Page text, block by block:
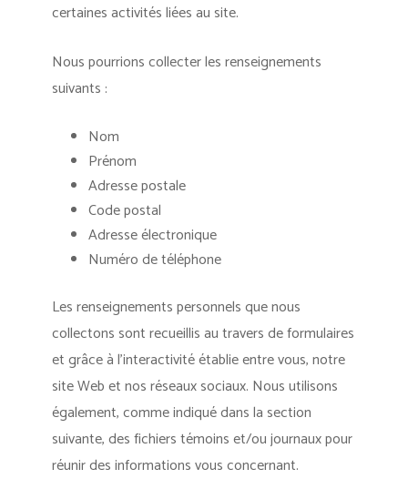
certaines activités liées au site.
Nous pourrions collecter les renseignements
suivants :
Nom
Prénom
Adresse postale
Code postal
Adresse électronique
Numéro de téléphone
Les renseignements personnels que nous
collectons sont recueillis au travers de formulaires
et grâce à l’interactivité établie entre vous, notre
site Web et nos réseaux sociaux. Nous utilisons
également, comme indiqué dans la section
suivante, des fichiers témoins et/ou journaux pour
réunir des informations vous concernant.